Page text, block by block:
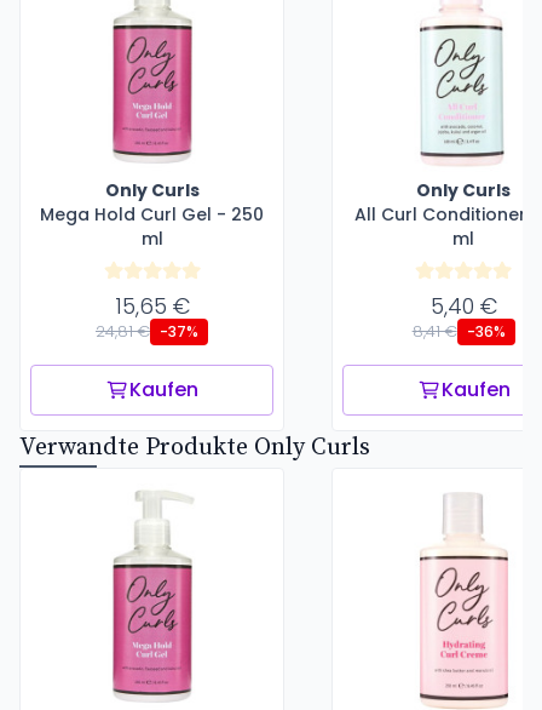
Only Curls
Mega Hold Curl Gel - 250
ml
15,65 €
24,81 € -37%
Kaufen
Only Curls
All Curl Conditioner -
ml
5,40 €
8,41 € -36%
Kaufen
Verwandte Produkte Only Curls